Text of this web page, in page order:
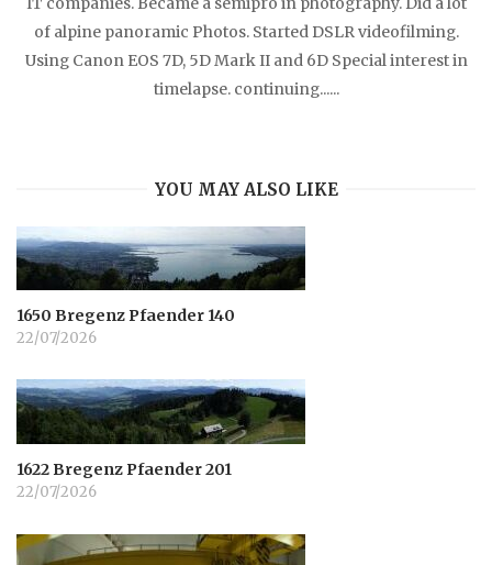
of alpine panoramic Photos. Started DSLR videofilming.
Using Canon EOS 7D, 5D Mark II and 6D Special interest in
timelapse. continuing......
YOU MAY ALSO LIKE
1650 Bregenz Pfaender 140
22/07/2026
1622 Bregenz Pfaender 201
22/07/2026